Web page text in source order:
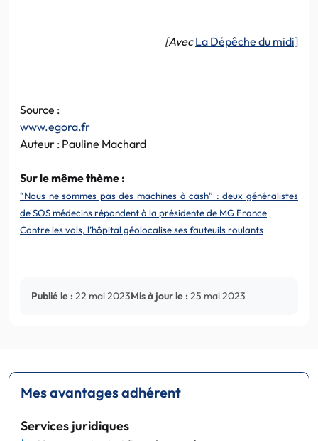
[Avec La Dépêche du midi]
Source :
www.egora.fr
Auteur : Pauline Machard
Sur le même thème :
“Nous ne sommes pas des machines à cash” : deux généralistes
de SOS médecins répondent à la présidente de MG France
Contre les vols, l’hôpital géolocalise ses fauteuils roulants
Publié le : 22 mai 2023Mis à jour le : 25 mai 2023
Mes avantages adhérent
Services juridiques